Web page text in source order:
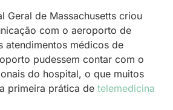
Geral de Massachusetts criou
com o aeroporto de
atendimentos médicos de
pudessem contar com o
do hospital, o que muitos
primeira prática de telemedicina